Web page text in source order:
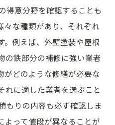
得意分野を確認することも
々な種類があり、それぞれ
。例えば、外壁塗装や屋根
の鉄部分の補修に強い業者
がどのような修繕が必要な
れに適した業者を選ぶこと
もりの内容も必ず確認しま
よって値段が異なることが